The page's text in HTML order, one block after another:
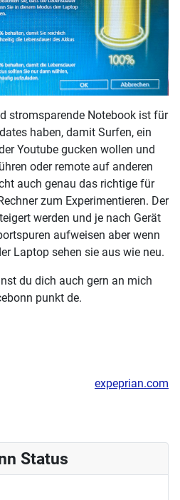
stromsparende Notebook ist für
haben, damit Surfen, ein
Youtube gucken wollen und
oder remote auf anderen
auch genau das richtige für
zum Experimentieren. Der
werden und je nach Gerät
aufweisen aber wenn
Laptop sehen sie aus wie neu.
du dich auch gern an mich
punkt de.
am 02.04.2022 - onlineexpeprian.com
den Ukrainekrieg
Status